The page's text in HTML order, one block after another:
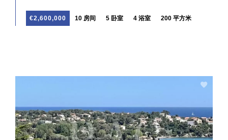
€2,600,000 10 房间 5 卧室 4 浴室 200 平方米